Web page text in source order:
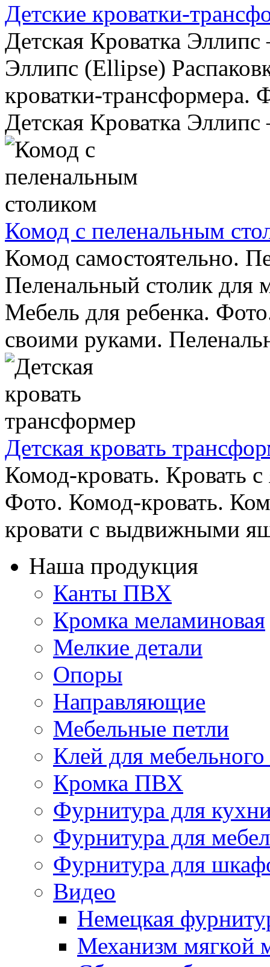
Детские кроватки-
Детская Кроватка
Эллипс (Ellipse)
кроватки-трансформера.
Детская Кроватка
Комод с пеленальным
Комод самостоятельно.
Пеленальный столик для
Мебель для ребенка.
своими руками.
Детская кровать
Комод-кровать. Кровать
Фото. Комод-кровать.
кровати с выдвижными
Наша продукция
Канты ПВХ
Кромка меламиновая
Мелкие детали
Опоры
Направляющие
Мебельные петли
Клей для мебельного
Кромка ПВХ
Фурнитура для
Фурнитура для
Фурнитура для
Видео
Немецкая
Механизм мягкой